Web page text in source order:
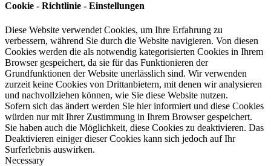
Cookie - Richtlinie - Einstellungen
Diese Website verwendet Cookies, um Ihre Erfahrung zu
verbessern, während Sie durch die Website navigieren. Von diesen
Cookies werden die als notwendig kategorisierten Cookies in Ihrem
Browser gespeichert, da sie für das Funktionieren der
Grundfunktionen der Website unerlässlich sind. Wir verwenden
zurzeit keine Cookies von Drittanbietern, mit denen wir analysieren
und nachvollziehen können, wie Sie diese Website nutzen.
Sofern sich das ändert werden Sie hier informiert und diese Cookies
würden nur mit Ihrer Zustimmung in Ihrem Browser gespeichert.
Sie haben auch die Möglichkeit, diese Cookies zu deaktivieren. Das
Deaktivieren einiger dieser Cookies kann sich jedoch auf Ihr
Surferlebnis auswirken.
Necessary